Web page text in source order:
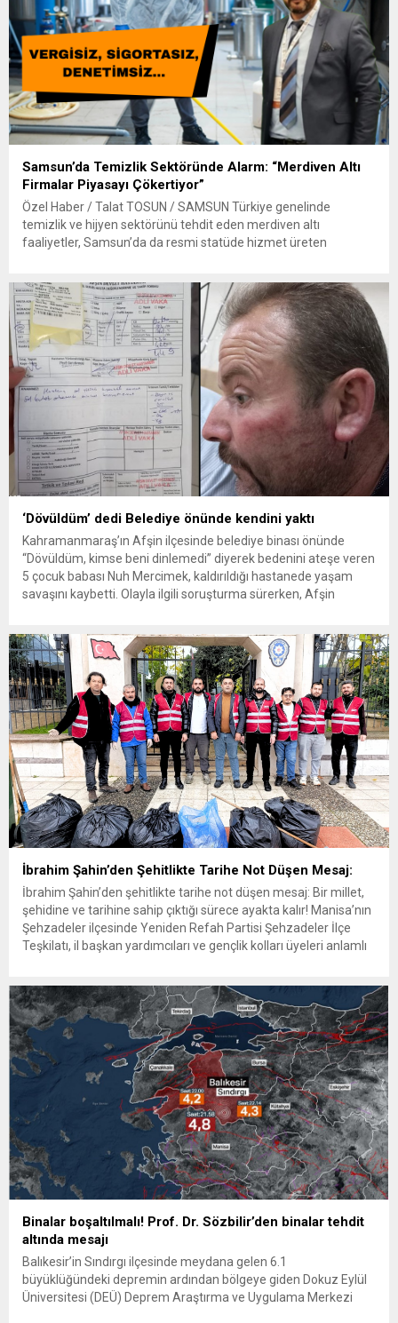
Samsun’da Temizlik Sektöründe Alarm: “Merdiven Altı
Firmalar Piyasayı Çökertiyor”
Özel Haber / Talat TOSUN / SAMSUN Türkiye genelinde
temizlik ve hijyen sektörünü tehdit eden merdiven altı
faaliyetler, Samsun’da da resmi statüde hizmet üreten
olmayan kişilerin sektörde hızla çoğalması, kayıtlı firmaların
ayakta kalmasını güçleştiriyor....
‘Dövüldüm’ dedi Belediye önünde kendini yaktı
Kahramanmaraş’ın Afşin ilçesinde belediye binası önünde
“Dövüldüm, kimse beni dinlemedi” diyerek bedenini ateşe veren
5 çocuk babası Nuh Mercimek, kaldırıldığı hastanede yaşam
savaşını kaybetti. Olayla ilgili soruşturma sürerken, Afşin
yaşanan ve Türkiye’nin gündemine oturan acı olayda beklenen...
İbrahim Şahin’den Şehitlikte Tarihe Not Düşen Mesaj:
İbrahim Şahin’den şehitlikte tarihe not düşen mesaj: Bir millet,
şehidine ve tarihine sahip çıktığı sürece ayakta kalır! Manisa’nın
Şehzadeler ilçesinde Yeniden Refah Partisi Şehzadeler İlçe
Teşkilatı, il başkan yardımcıları ve gençlik kolları üyeleri anlamlı
Binalar boşaltılmalı! Prof. Dr. Sözbilir’den binalar tehdit
altında mesajı
Balıkesir’in Sındırgı ilçesinde meydana gelen 6.1
büyüklüğündeki depremin ardından bölgeye giden Dokuz Eylül
Üniversitesi (DEÜ) Deprem Araştırma ve Uygulama Merkezi